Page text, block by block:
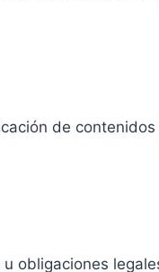
de
obligaciones